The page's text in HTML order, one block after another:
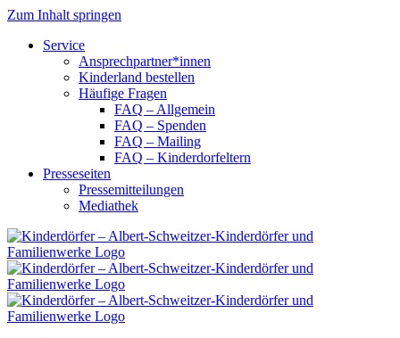
Zum Inhalt springen
Service
Ansprechpartner*innen
Kinderland bestellen
Häufige Fragen
FAQ – Allgemein
FAQ – Spenden
FAQ – Mailing
FAQ – Kinderdorfeltern
Presseseiten
Pressemitteilungen
Mediathek